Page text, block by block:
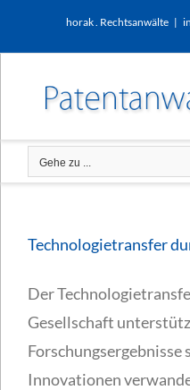
horak . Rechtsanwälte |
Gehe zu ...
Technologietransfer
Der
Gesellschaft
Forschungsergebnisse
Innovationen